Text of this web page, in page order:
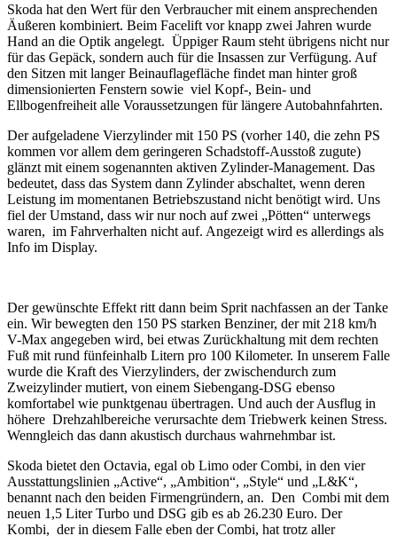
Skoda hat den Wert für den Verbraucher mit einem ansprechenden
Äußeren kombiniert. Beim Facelift vor knapp zwei Jahren wurde
Hand an die Optik angelegt. Üppiger Raum steht übrigens nicht nur
für das Gepäck, sondern auch für die Insassen zur Verfügung. Auf
den Sitzen mit langer Beinauflagefläche findet man hinter groß
dimensionierten Fenstern sowie viel Kopf-, Bein- und
Ellbogenfreiheit alle Voraussetzungen für längere Autobahnfahrten.
Der aufgeladene Vierzylinder mit 150 PS (vorher 140, die zehn PS
kommen vor allem dem geringeren Schadstoff-Ausstoß zugute)
glänzt mit einem sogenannten aktiven Zylinder-Management. Das
bedeutet, dass das System dann Zylinder abschaltet, wenn deren
Leistung im momentanen Betriebszustand nicht benötigt wird. Uns
fiel der Umstand, dass wir nur noch auf zwei „Pötten“ unterwegs
waren, im Fahrverhalten nicht auf. Angezeigt wird es allerdings als
Info im Display.
Der gewünschte Effekt ritt dann beim Sprit nachfassen an der Tanke
ein. Wir bewegten den 150 PS starken Benziner, der mit 218 km/h
V-Max angegeben wird, bei etwas Zurückhaltung mit dem rechten
Fuß mit rund fünfeinhalb Litern pro 100 Kilometer. In unserem Falle
wurde die Kraft des Vierzylinders, der zwischendurch zum
Zweizylinder mutiert, von einem Siebengang-DSG ebenso
komfortabel wie punktgenau übertragen. Und auch der Ausflug in
höhere Drehzahlbereiche verursachte dem Triebwerk keinen Stress.
Wenngleich das dann akustisch durchaus wahrnehmbar ist.
Skoda bietet den Octavia, egal ob Limo oder Combi, in den vier
Ausstattungslinien „Active“, „Ambition“, „Style“ und „L&K“,
benannt nach den beiden Firmengründern, an. Den Combi mit dem
neuen 1,5 Liter Turbo und DSG gib es ab 26.230 Euro. Der
Kombi, der in diesem Falle eben der Combi, hat trotz aller